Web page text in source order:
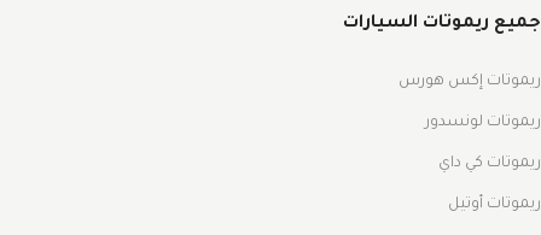
جميع ريموتات السيارات
ريموتات إكس هورس
ريموتات لونسدور
ريموتات كي داي
ريموتات أوتيل